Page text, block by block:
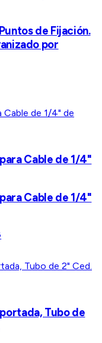
de Fijación.
por
Cable de 1/4"
Cable de 1/4"
Tubo de